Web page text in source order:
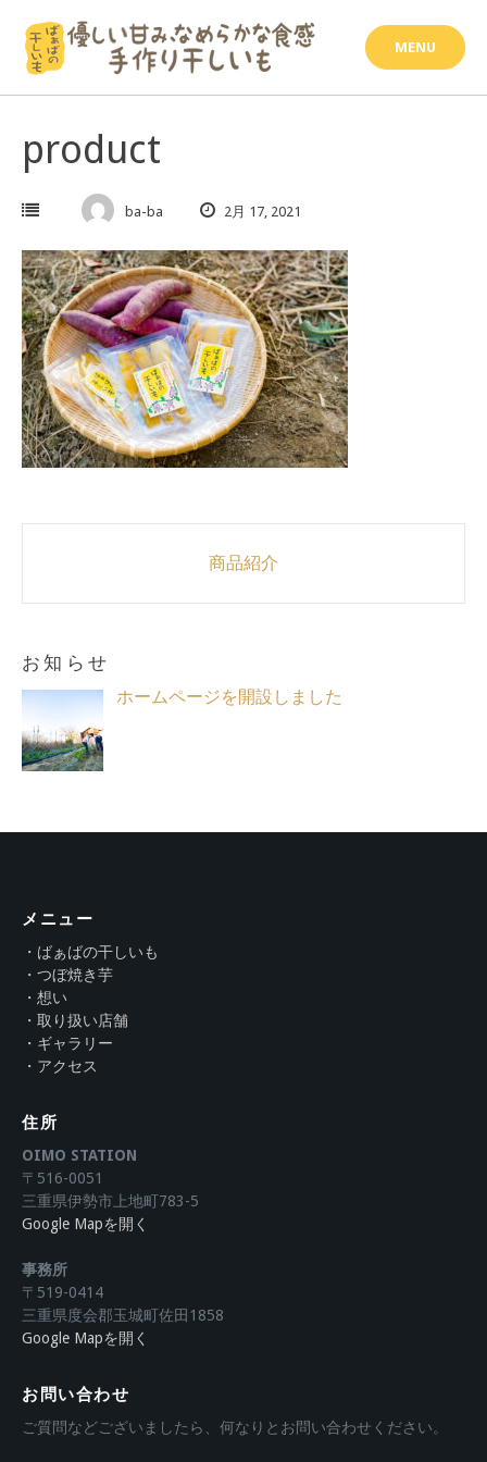
content
MENU
product
ba-ba 2月 17, 2021
商品紹介
お知らせ
ホームページを開設しました
メニュー
・ばぁばの干しいも
・つぼ焼き芋
・想い
・取り扱い店舗
・ギャラリー
・アクセス
住所
OIMO STATION
〒516-0051
三重県伊勢市上地町783-5
Google Mapを開く
事務所
〒519-0414
三重県度会郡玉城町佐田1858
Google Mapを開く
お問い合わせ
ご質問などございましたら、何なりとお問い合わせください。